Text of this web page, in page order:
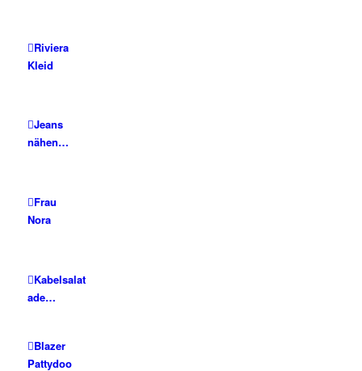
Riviera
Kleid
Jeans
nähen…
Frau
Nora
Kabelsalat
ade…
Blazer
Pattydoo